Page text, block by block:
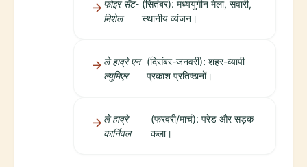
फोइर सेंट-
मिशेल
(सितंबर): मध्ययुगीन मेला, सवारी,
स्थानीय व्यंजन।
ले हाव्रे एन
ल्युमिएर
(दिसंबर-जनवरी): शहर-व्यापी
प्रकाश प्रतिष्ठानों।
ले हाव्रे
कार्निवल
(फरवरी/मार्च): परेड और सड़क
कला।